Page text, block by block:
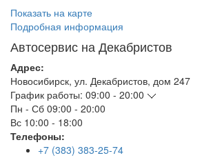
Показать на карте
Подробная информация
Автосервис на Декабристов
Адрес:
Новосибирск, ул. Декабристов, дом 247
График работы: 09:00 - 20:00
Пн - Сб 09:00 - 20:00
Вс 10:00 - 18:00
Телефоны:
+7 (383) 383-25-74